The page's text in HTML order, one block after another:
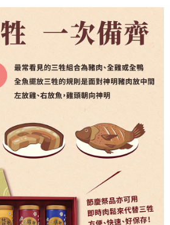
份有限公司」（以下簡稱本公司）所提供，讓
購買商品或服務，並由商店將買賣／分期付款
你分期」之契約關係目的，商店將以您的個人
）提供予台灣大哥大進項蒐集、處理及利用，
帳單所需資料之確認、核對及更正。
以下連結：https://oppay.tw/userRule
天內，點擊此簡訊中的連結，可透過四大超商／
式進行付款，方視為交易完成。
不需立刻繳費，但若您需要取消訂單，請聯絡
意取消之訂單仍視為有效，需透過AFTEE先享
先享後付 」之結帳頁面顯示為準，若有關於
欲退款等相關疑問，請聯繫「AFTEE先享後付
support/home
公司提供之「AFTEE先享後付」服務完成之交
提供個人資料，並將交易相關給付款項請求債
公司。
請瀏覽以下網址：
得法定代理人或監護人之同意方可使用
經同意申辦者引起之損失，本公司不負相關責
」時，將依據個別帳號之用戶狀況，依本公司即
若仍有額度不足之情形，本公司將視審查結果
含以上)免運費